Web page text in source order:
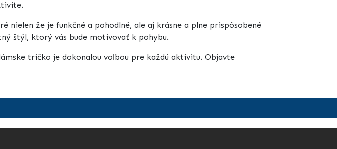
že je funkčné a pohodlné, ale aj krásne a plne prispôsobené
štýl, ktorý vás bude motivovať k pohybu.
tričko je dokonalou voľbou pre každú aktivitu. Objavte